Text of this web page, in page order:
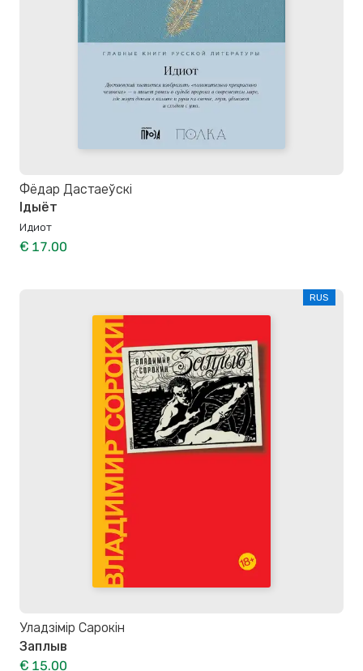
Фёдар Дастаеўскі
Ідыёт
Идиот
€ 17.00
RUS
Уладзімір Сарокін
Заплыв
€ 15.00